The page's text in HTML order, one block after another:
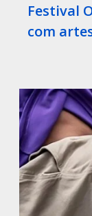
Festival
com